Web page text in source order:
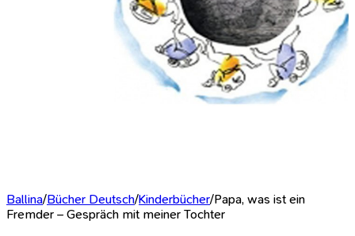
Ballina/Bücher Deutsch/Kinderbücher/Papa, was ist ein
Fremder – Gespräch mit meiner Tochter